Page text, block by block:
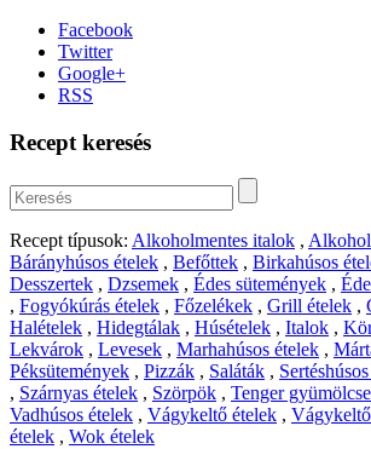
Facebook
Twitter
Google+
RSS
Recept keresés
Recept típusok: Alkoholmentes italok ,
Bárányhúsos ételek , Befőttek , Birkahúsos
Desszertek , Dzsemek , Édes sütemények ,
, Fogyókúrás ételek , Főzelékek , Grill ételek ,
Halételek , Hidegtálak , Húsételek , Italok ,
Lekvárok , Levesek , Marhahúsos ételek ,
Péksütemények , Pizzák , Saláták ,
, Szárnyas ételek , Szörpök , Tenger
Vadhúsos ételek , Vágykeltő ételek ,
ételek , Wok ételek